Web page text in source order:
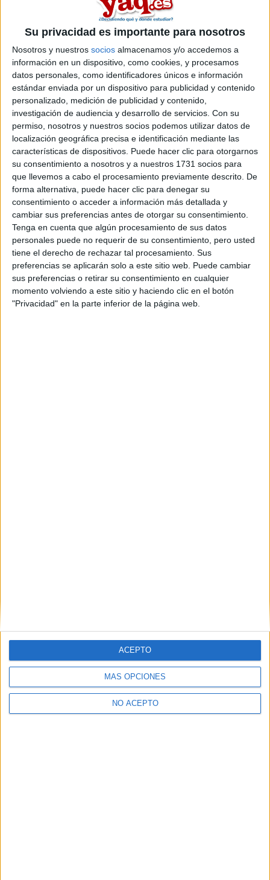
Su privacidad es importante para nosotros
Nosotros y nuestros socios almacenamos y/o accedemos a
información en un dispositivo, como cookies, y procesamos
datos personales, como identificadores únicos e información
estándar enviada por un dispositivo para publicidad y contenido
personalizado, medición de publicidad y contenido,
investigación de audiencia y desarrollo de servicios. Con su
permiso, nosotros y nuestros socios podemos utilizar datos de
localización geográfica precisa e identificación mediante las
características de dispositivos. Puede hacer clic para otorgarnos
su consentimiento a nosotros y a nuestros 1731 socios para
que llevemos a cabo el procesamiento previamente descrito. De
forma alternativa, puede hacer clic para denegar su
consentimiento o acceder a información más detallada y
cambiar sus preferencias antes de otorgar su consentimiento.
Tenga en cuenta que algún procesamiento de sus datos
personales puede no requerir de su consentimiento, pero usted
tiene el derecho de rechazar tal procesamiento. Sus
preferencias se aplicarán solo a este sitio web. Puede cambiar
sus preferencias o retirar su consentimiento en cualquier
momento volviendo a este sitio y haciendo clic en el botón
"Privacidad" en la parte inferior de la página web.
MÁS OPCIONES
NO ACEPTO
ACEPTO
Sobre ti
Soy:*
Chico
Chica
¿En qué año terminas (o terminaste) bachillerato o FP?
Soy estudiante de:*
Términos y Condiciones de Uso
Aceptolos Términos y Condicionesde uso*
Y como regalo de agradecimiento, por registrarte te daremos
gratis una copia de nuestro ebook con 100 consejos para tu
primer año de universidad